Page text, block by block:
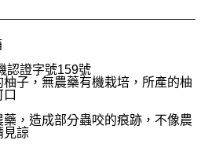
認證字號159號
子，無農藥有機栽培，所產的柚
，造成部分蟲咬的痕跡，不像農
見諒